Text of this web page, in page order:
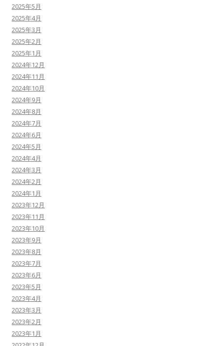
2025年5月
2025年4月
2025年3月
2025年2月
2025年1月
2024年12月
2024年11月
2024年10月
2024年9月
2024年8月
2024年7月
2024年6月
2024年5月
2024年4月
2024年3月
2024年2月
2024年1月
2023年12月
2023年11月
2023年10月
2023年9月
2023年8月
2023年7月
2023年6月
2023年5月
2023年4月
2023年3月
2023年2月
2023年1月